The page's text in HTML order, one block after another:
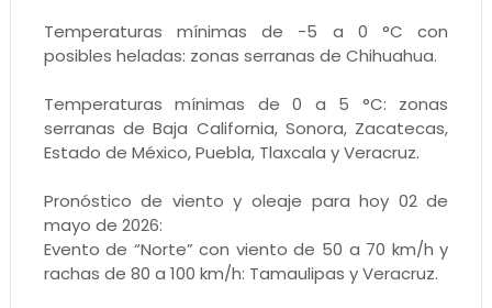
Temperaturas mínimas de -5 a 0 °C con
posibles heladas: zonas serranas de Chihuahua.
Temperaturas mínimas de 0 a 5 °C: zonas
serranas de Baja California, Sonora, Zacatecas,
Estado de México, Puebla, Tlaxcala y Veracruz.
Pronóstico de viento y oleaje para hoy 02 de
mayo de 2026:
Evento de “Norte” con viento de 50 a 70 km/h y
rachas de 80 a 100 km/h: Tamaulipas y Veracruz.